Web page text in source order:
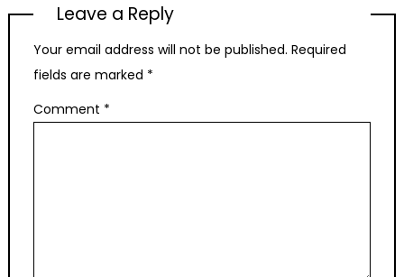
Leave a Reply
Your email address will not be published. Required
fields are marked *
Comment *